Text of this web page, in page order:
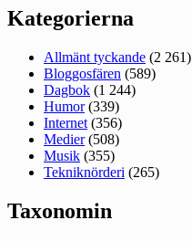
Kategorierna
Allmänt tyckande (2 261)
Bloggosfären (589)
Dagbok (1 244)
Humor(339)
Internet (356)
Medier(508)
Musik (355)
Tekniknörderi (265)
Taxonomin